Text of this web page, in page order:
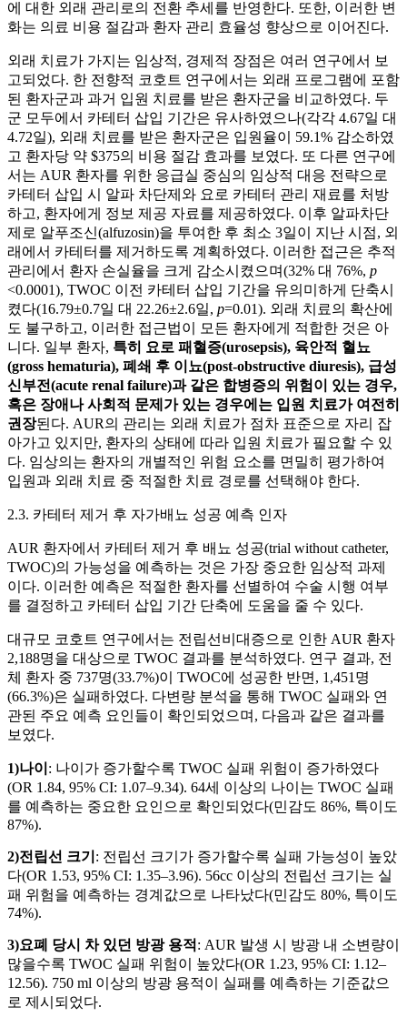
에 대한 외래 관리로의 전환 추세를 반영한다. 또한, 이러한 변
화는 의료 비용 절감과 환자 관리 효율성 향상으로 이어진다.
외래 치료가 가지는 임상적, 경제적 장점은 여러 연구에서 보
고되었다. 한 전향적 코호트 연구에서는 외래 프로그램에 포함
된 환자군과 과거 입원 치료를 받은 환자군을 비교하였다. 두
군 모두에서 카테터 삽입 기간은 유사하였으나(각각 4.67일 대
4.72일), 외래 치료를 받은 환자군은 입원율이 59.1% 감소하였
고 환자당 약 $375의 비용 절감 효과를 보였다. 또 다른 연구에
서는 AUR 환자를 위한 응급실 중심의 임상적 대응 전략으로
카테터 삽입 시 알파 차단제와 요로 카테터 관리 재료를 처방
하고, 환자에게 정보 제공 자료를 제공하였다. 이후 알파차단
제로 알푸조신(alfuzosin)을 투여한 후 최소 3일이 지난 시점, 외
래에서 카테터를 제거하도록 계획하였다. 이러한 접근은 추적
관리에서 환자 손실율을 크게 감소시켰으며(32% 대 76%, p
<0.0001), TWOC 이전 카테터 삽입 기간을 유의미하게 단축시
켰다(16.79±0.7일 대 22.26±2.6일, p=0.01). 외래 치료의 확산에
도 불구하고, 이러한 접근법이 모든 환자에게 적합한 것은 아
니다. 일부 환자, 특히 요로 패혈증(urosepsis), 육안적 혈뇨
(gross hematuria), 폐쇄 후 이뇨(post-obstructive diuresis), 급성
신부전(acute renal failure)과 같은 합병증의 위험이 있는 경우,
혹은 장애나 사회적 문제가 있는 경우에는 입원 치료가 여전히
권장된다. AUR의 관리는 외래 치료가 점차 표준으로 자리 잡
아가고 있지만, 환자의 상태에 따라 입원 치료가 필요할 수 있
다. 임상의는 환자의 개별적인 위험 요소를 면밀히 평가하여
입원과 외래 치료 중 적절한 치료 경로를 선택해야 한다.
2.3. 카테터 제거 후 자가배뇨 성공 예측 인자
AUR 환자에서 카테터 제거 후 배뇨 성공(trial without catheter,
TWOC)의 가능성을 예측하는 것은 가장 중요한 임상적 과제
이다. 이러한 예측은 적절한 환자를 선별하여 수술 시행 여부
를 결정하고 카테터 삽입 기간 단축에 도움을 줄 수 있다.
대규모 코호트 연구에서는 전립선비대증으로 인한 AUR 환자
2,188명을 대상으로 TWOC 결과를 분석하였다. 연구 결과, 전
체 환자 중 737명(33.7%)이 TWOC에 성공한 반면, 1,451명
(66.3%)은 실패하였다. 다변량 분석을 통해 TWOC 실패와 연
관된 주요 예측 요인들이 확인되었으며, 다음과 같은 결과를
보였다.
1)나이 : 나이가 증가할수록 TWOC 실패 위험이 증가하였다
(OR 1.84, 95% CI: 1.07–9.34). 64세 이상의 나이는 TWOC 실패
를 예측하는 중요한 요인으로 확인되었다(민감도 86%, 특이도
87%).
2)전립선 크기 : 전립선 크기가 증가할수록 실패 가능성이 높았
다(OR 1.53, 95% CI: 1.35–3.96). 56cc 이상의 전립선 크기는 실
패 위험을 예측하는 경계값으로 나타났다(민감도 80%, 특이도
74%).
3)요폐 당시 차 있던 방광 용적 : AUR 발생 시 방광 내 소변량이
많을수록 TWOC 실패 위험이 높았다(OR 1.23, 95% CI: 1.12–
12.56). 750 ml 이상의 방광 용적이 실패를 예측하는 기준값으
로 제시되었다.